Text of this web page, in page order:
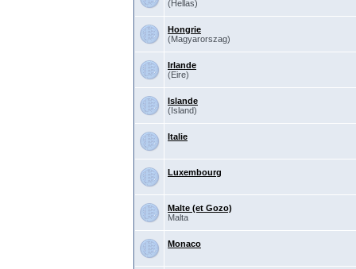
(Hellas)
Hongrie
(Magyarorszag)
Irlande
(Eire)
Islande
(Island)
Italie
Luxembourg
Malte (et Gozo)
Malta
Monaco